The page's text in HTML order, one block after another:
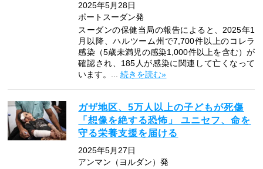
2025年5月28日
ポートスーダン発
スーダンの保健当局の報告によると、2025年1
月以降、ハルツーム州で7,700件以上のコレラ
感染（5歳未満児の感染1,000件以上を含む）が
確認され、185人が感染に関連して亡くなって
います。...続きを読む»
ガザ地区、5万人以上の子どもが死傷
「想像を絶する恐怖」 ユニセフ、命を
守る栄養支援を届ける
2025年5月27日
アンマン（ヨルダン）発